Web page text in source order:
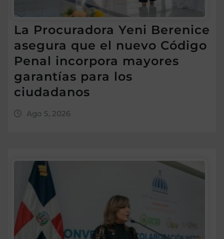
La Procuradora Yeni Berenice
asegura que el nuevo Código
Penal incorpora mayores
garantías para los
ciudadanos
Ago 5, 2026